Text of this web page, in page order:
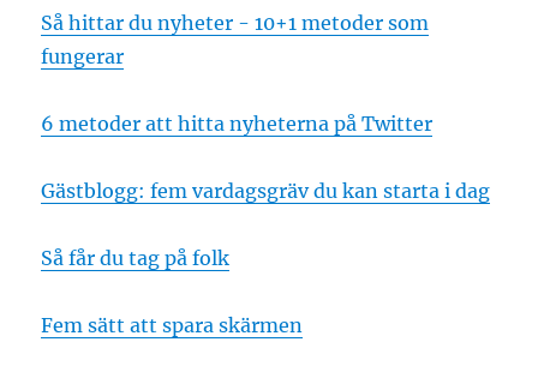
Så hittar du nyheter - 10+1 metoder som
fungerar
6 metoder att hitta nyheterna på Twitter
Gästblogg: fem vardagsgräv du kan starta i dag
Så får du tag på folk
Fem sätt att spara skärmen